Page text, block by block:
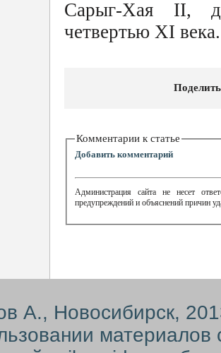
Сарыг-Хая II,
четвертью XI века.
Комментарии к статье
Добавить комментарий
Администрация сайта не несет
предупреждений и объяснений причин
А., Новосибирск,
материалов